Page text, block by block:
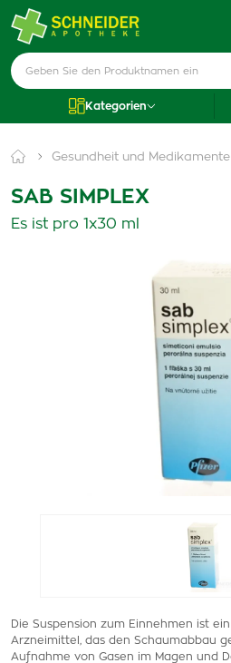
Kategorien
Gesundheit und Medikamente
SAB SIMPLEX
Es ist pro 1x30 ml
Die Suspension zum Einnehmen ist
Arzneimittel, das den Schaumabbau
Aufnahme von Gasen im Magen und